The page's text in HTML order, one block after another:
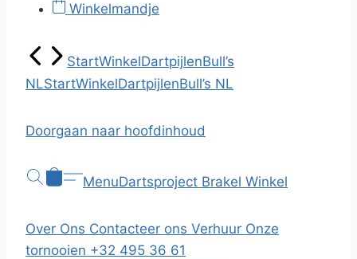
Winkelmandje
StartWinkelDartpijlenBull’s
NLStartWinkelDartpijlenBull’s NL
Doorgaan naar hoofdinhoud
MenuDartsproject Brakel Winkel
Over Ons Contacteer ons Verhuur Onze
tornooien +32 495 36 61